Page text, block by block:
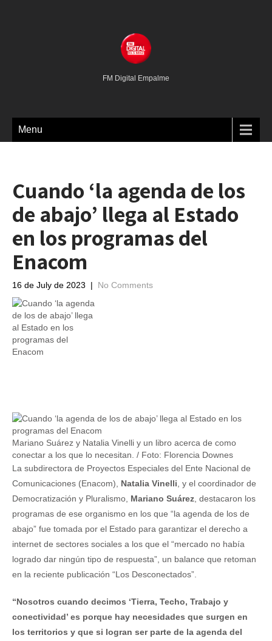
FM Digital Empalme
Menu
Cuando ‘la agenda de los
de abajo’ llega al Estado
en los programas del
Enacom
16 de July de 2023 | No Comments
Mariano Suárez y Natalia Vinelli y un libro acerca de como
conectar a los que lo necesitan. / Foto: Florencia Downes
La subdirectora de Proyectos Especiales del Ente Nacional de
Comunicaciones (Enacom), Natalia Vinelli , y el coordinador de
Democratización y Pluralismo, Mariano Suárez , destacaron los
programas de ese organismo en los que “la agenda de los de
abajo” fue tomada por el Estado para garantizar el derecho a
internet de sectores sociales a los que el “mercado no había
logrado dar ningún tipo de respuesta”, un balance que retoman
en la reciente publicación “Los Desconectados”.
“Nosotros cuando decimos ‘Tierra, Techo, Trabajo y
conectividad’ es porque hay necesidades que surgen en
los territorios y que si logran ser parte de la agenda del